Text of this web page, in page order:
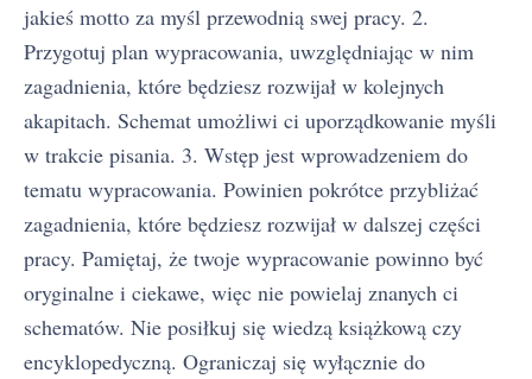
jakieś motto za myśl przewodnią swej pracy. 2.
Przygotuj plan wypracowania, uwzględniając w nim
zagadnienia, które będziesz rozwijał w kolejnych
akapitach. Schemat umożliwi ci uporządkowanie myśli
w trakcie pisania. 3. Wstęp jest wprowadzeniem do
tematu wypracowania. Powinien pokrótce przybliżać
zagadnienia, które będziesz rozwijał w dalszej części
pracy. Pamiętaj, że twoje wypracowanie powinno być
oryginalne i ciekawe, więc nie powielaj znanych ci
schematów. Nie posiłkuj się wiedzą książkową czy
encyklopedyczną. Ograniczaj się wyłącznie do